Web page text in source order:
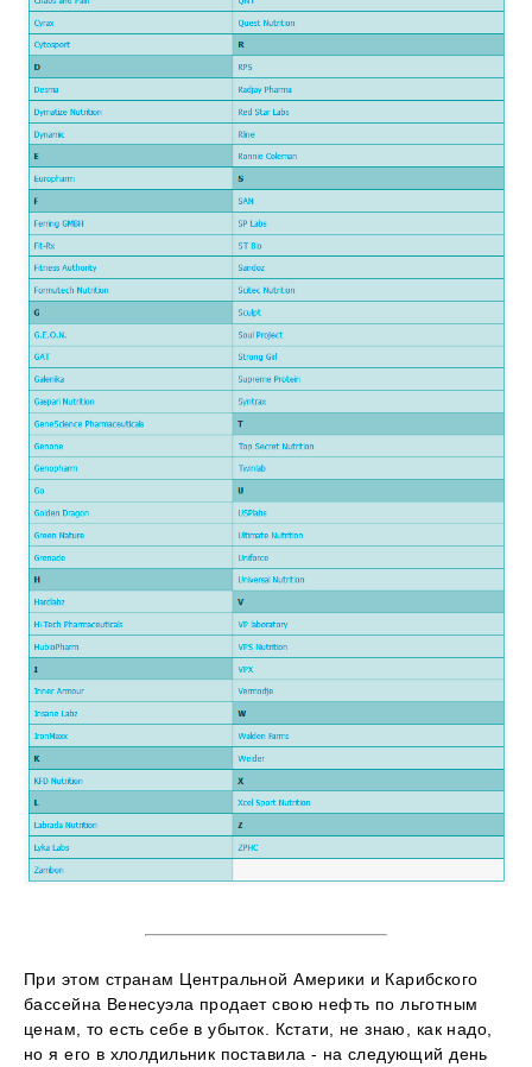
При этом странам Центральной Америки и Карибского
бассейна Венесуэла продает свою нефть по льготным
ценам, то есть себе в убыток. Кстати, не знаю, как надо,
но я его в хлолдильник поставила - на следующий день